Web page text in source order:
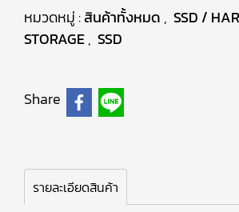
หมวดหมู่ :สินค้าทั้งหมด , SSD /
STORAGE, SSD
Share
รายละเอียดสินค้า